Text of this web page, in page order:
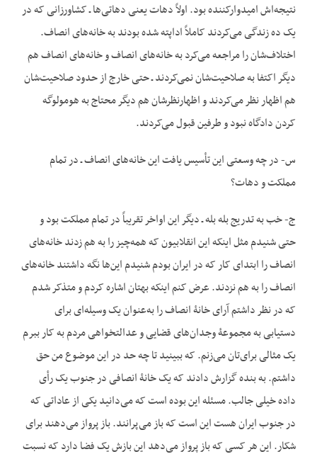
نتیجه‌اش امیدوارکننده بود. اولاً دهات یعنی دهاتی‌ها ـ کشاورزانی که در
یک ده زندگی می‌کردند کاملاً اداپته شده بودند به خانه‌های انصاف.
اختلاف‌شان را مراجعه می‌کرد به خانه‌های انصاف و خانه‌های انصاف هم
دیگر اکتفا به صلاحیت‌شان نمی‌کردند ـ حتی خارج از حدود صلاحیت‌شان
هم اظهار نظر می‌کردند و اظهارنظرشان هم دیگر محتاج به هومولوگه
کردن دادگاه نبود و طرفین قبول می‌کردند.
س- در چه وسعتی این تأسیس یافت این خانه‌های انصاف ـ در تمام
مملکت و دهات؟
ج- خب به تدریج بله بله ـ دیگر این اواخر تقریباً در تمام مملکت بود و
حتی شنیدم مثل این‏که این انقلابیون که همه‌چیز را به هم زدند خانه‌های
انصاف را ابتدای کار که در ایران بودم شنیدم این‌ها نگه داشتند خانه‌های
انصاف را به هم نزدند. عرض کنم این‏که بهتان اشاره کردم و متذکر شدم
که در نظر داشتم آرای خانۀ انصاف را به‌عنوان یک وسیله‌ای برای
دستیابی به مجموعۀ وجدان‌های قضایی و عدالتخواهی مردم به کار ببرم
یک مثالی برای‌تان می‌زنم. که ببینید تا چه حد در این موضوع من حق
داشتم. به بنده گزارش دادند که یک خانۀ انصافی در جنوب یک رأی
داده خیلی جالب. مسئله این بوده است که می‌دانید یکی از عاداتی که
در جنوب ایران هست این است که باز می‌پرانند. باز پرواز می‌دهند برای
شکار. این هر کسی که باز پرواز می‌دهد این بازش یک فضا دارد که نسبت